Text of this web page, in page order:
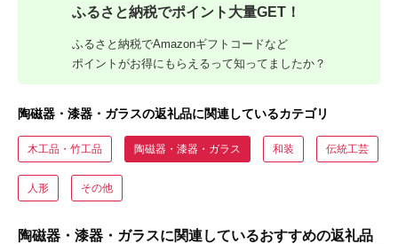
ふるさと納税でポイント大量GET！
ふるさと納税でAmazonギフトコードなど
ポイントがお得にもらえるって知ってましたか？
陶磁器・漆器・ガラスの返礼品に関連しているカテゴリ
木工品・竹工品 陶磁器・漆器・ガラス 和装 伝統工芸
人形 その他
陶磁器・漆器・ガラスに関連しているおすすめの返礼品